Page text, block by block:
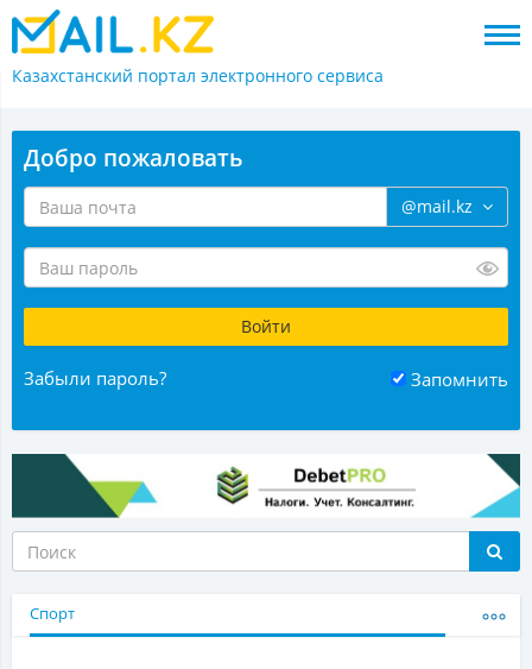
Казахстанский портал электронного сервиса
Добро пожаловать
@mail.kz
Забыли пароль? Запомнить
Спорт